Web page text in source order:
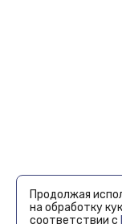
Продолжая
на обработку
соответствии с